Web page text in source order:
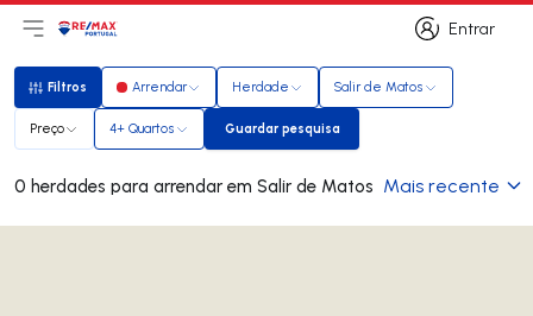
Entrar
Entrar
Abri menu principal
LogoIr para página inicial
Filtros
Filtros Arrendar Herdade Salir de Matos
Preço 4+ Quartos Guardar pesquisa
Guardar pesquisa
0 herdades para arrendar em Salir de Matos Mais recente